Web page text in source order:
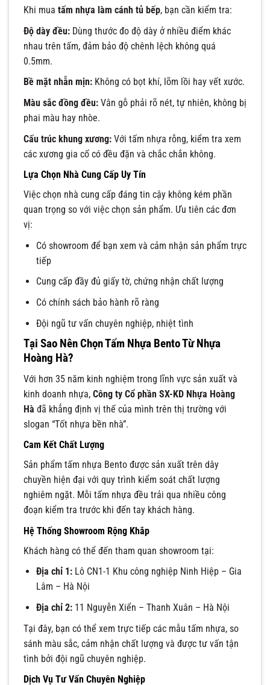
Khi mua tấm nhựa làm cánh tủ bếp, bạn cần kiểm tra:
Độ dày đều: Dùng thước đo độ dày ở nhiều điểm khác
nhau trên tấm, đảm bảo độ chênh lệch không quá
0.5mm.
Bề mặt nhẵn mịn: Không có bọt khí, lõm lồi hay vết xước.
Màu sắc đồng đều: Vân gỗ phải rõ nét, tự nhiên, không bị
phai màu hay nhòe.
Cấu trúc khung xương: Với tấm nhựa rỗng, kiểm tra xem
các xương gia cố có đều đặn và chắc chắn không.
Lựa Chọn Nhà Cung Cấp Uy Tín
Việc chọn nhà cung cấp đáng tin cậy không kém phần
quan trọng so với việc chọn sản phẩm. Ưu tiên các đơn
vị:
Có showroom để bạn xem và cảm nhận sản phẩm trực
tiếp
Cung cấp đầy đủ giấy tờ, chứng nhận chất lượng
Có chính sách bảo hành rõ ràng
Đội ngũ tư vấn chuyên nghiệp, nhiệt tình
Tại Sao Nên Chọn Tấm Nhựa Bento Từ Nhựa
Hoàng Hà?
Với hơn 35 năm kinh nghiệm trong lĩnh vực sản xuất và
kinh doanh nhựa, Công ty Cổ phần SX-KD Nhựa Hoàng
Hà đã khẳng định vị thế của mình trên thị trường với
slogan “Tốt nhựa bền nhà”.
Cam Kết Chất Lượng
Sản phẩm tấm nhựa Bento được sản xuất trên dây
chuyền hiện đại với quy trình kiểm soát chất lượng
nghiêm ngặt. Mỗi tấm nhựa đều trải qua nhiều công
đoạn kiểm tra trước khi đến tay khách hàng.
Hệ Thống Showroom Rộng Khắp
Khách hàng có thể đến tham quan showroom tại:
Địa chỉ 1:Lô CN1-1 Khu công nghiệp Ninh Hiệp – Gia
Lâm – Hà Nội
Địa chỉ 2:11 Nguyễn Xiển – Thanh Xuân – Hà Nội
Tại đây, bạn có thể xem trực tiếp các mẫu tấm nhựa, so
sánh màu sắc, cảm nhận chất lượng và được tư vấn tận
tình bởi đội ngũ chuyên nghiệp.
Dịch Vụ Tư Vấn Chuyên Nghiệp